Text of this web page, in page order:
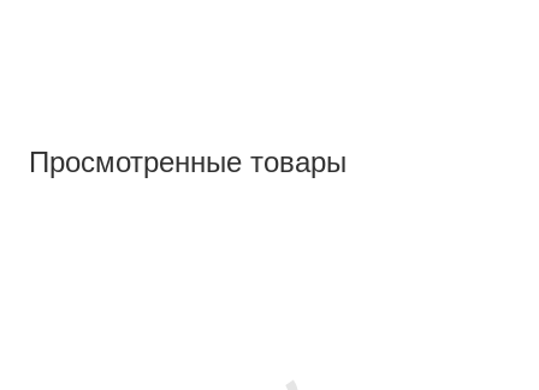
Просмотренные товары